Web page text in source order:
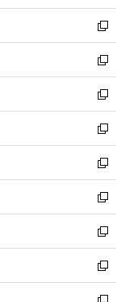
開
く
ウ
で
開
く
ン
ド
ウ
で
開
く
ウ
ィ
ン
ド
ウ
で
開
く
新
し
い
ウ
ィ
ン
ド
ウ
で
開
く
新
し
い
ウ
ィ
ン
ド
ウ
で
開
く
新
し
い
ウ
ィ
ン
ド
ウ
で
開
く
新
し
い
ウ
ィ
ン
ド
ウ
で
開
く
新
し
い
ウ
ィ
ン
ド
ウ
新
し
い
ウ
ィ
ン
新
し
い
ウ
新
し